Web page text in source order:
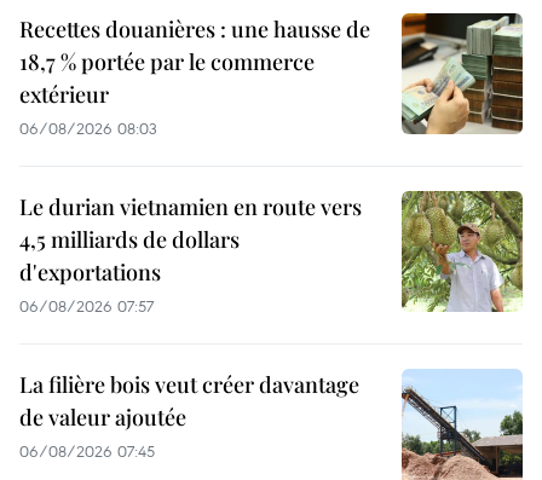
Recettes douanières : une hausse de
18,7 % portée par le commerce
extérieur
06/08/2026 08:03
Le durian vietnamien en route vers
4,5 milliards de dollars
d'exportations
06/08/2026 07:57
La filière bois veut créer davantage
de valeur ajoutée
06/08/2026 07:45